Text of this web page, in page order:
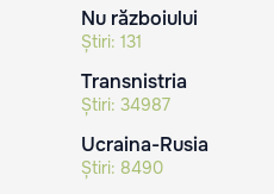
Nu războiului
Știri: 131
Transnistria
Știri: 34987
Ucraina-Rusia
Știri: 8490